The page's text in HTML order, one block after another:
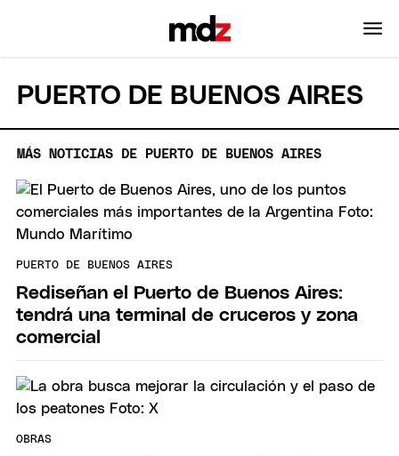
PUERTO DE BUENOS AIRES
MÁS NOTICIAS DE PUERTO DE BUENOS AIRES
PUERTO DE BUENOS AIRES
Rediseñan el Puerto de Buenos Aires:
tendrá una terminal de cruceros y zona
comercial
OBRAS